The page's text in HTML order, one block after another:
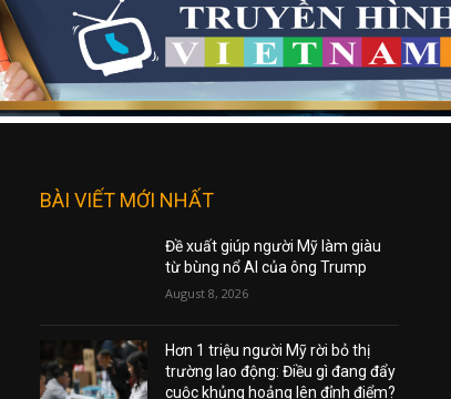
BÀI VIẾT MỚI NHẤT
Đề xuất giúp người Mỹ làm giàu
từ bùng nổ AI của ông Trump
August 8, 2026
Hơn 1 triệu người Mỹ rời bỏ thị
trường lao động: Điều gì đang đẩy
cuộc khủng hoảng lên đỉnh điểm?